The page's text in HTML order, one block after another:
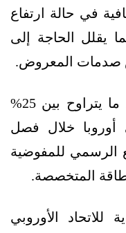
في حالة ارتفاع
يقلل الحاجة إلى
صدمات المعروض.
وعادةً ما توفر مرافق التخزين ما يتراوح بين 25%
أوروبا خلال فصل
الرسمي للمفوضية
المتخصصة.
للاتحاد الأوروبي